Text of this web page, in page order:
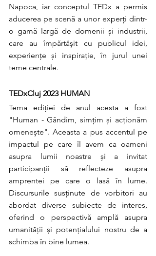
Napoca, iar conceptul TEDx a permis
aducerea pe scenă a unor experți dintr-
o gamă largă de domenii și industrii,
care au împărtășit cu publicul idei,
experiențe și inspirație, în jurul unei
teme centrale.
TEDxCluj 2023 HUMAN
Tema ediției de anul acesta a fost
"Human - Gândim, simțim și acționăm
omenește". Aceasta a pus accentul pe
impactul pe care îl avem ca oameni
asupra lumii noastre și a invitat
participanții să reflecteze asupra
amprentei pe care o lasă în lume.
Discursurile susținute de vorbitori au
abordat diverse subiecte de interes,
oferind o perspectivă amplă asupra
umanității și potențialului nostru de a
schimba în bine lumea.